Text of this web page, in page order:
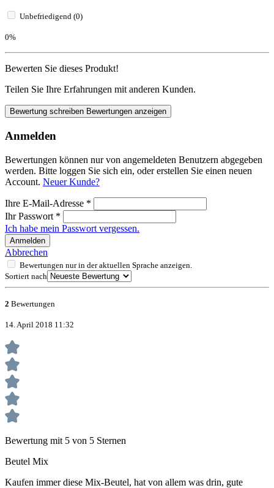
Unbefriedigend (0)
0%
Bewerten Sie dieses Produkt!
Teilen Sie Ihre Erfahrungen mit anderen Kunden.
Bewertung schreiben Bewertungen anzeigen
Anmelden
Bewertungen können nur von angemeldeten Benutzern abgegeben
werden. Bitte loggen Sie sich ein, oder erstellen Sie einen neuen
Account. Neuer Kunde?
Ihre E-Mail-Adresse *
Ihr Passwort *
Ich habe mein Passwort vergessen.
Anmelden
Abbrechen
Bewertungen nur in der aktuellen Sprache anzeigen.
Sortiert nach
2 Bewertungen
14. April 2018 11:32
Bewertung mit 5 von 5 Sternen
Beutel Mix
Kaufen immer diese Mix-Beutel, hat von allem was drin, gute